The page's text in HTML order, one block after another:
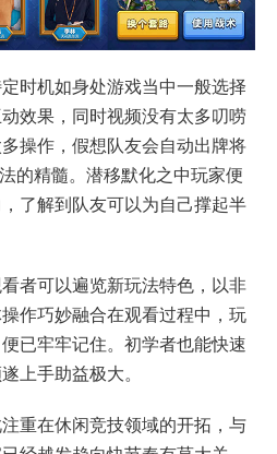
时机如身处游戏当中一般选择
效果，同时视频没有太多叨唠
操作，假想队友会自动出牌将
的精髓。潜移默化之中玩家便
了解到队友可以为自己撑起半
者可以遍览新玩法特色，以非
作巧妙融合在观看过程中，玩
已牢牢记住。初学者也能快速
上手助益极大。
重在休闲竞技领域的开拓，与